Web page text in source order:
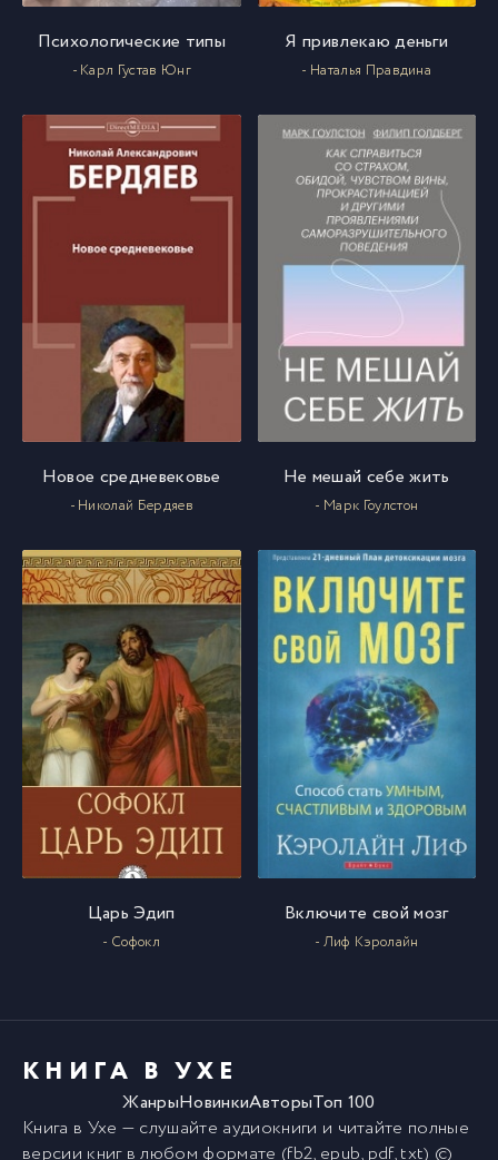
Психологические типы
- Карл Густав Юнг
Я привлекаю деньги
- Наталья Правдина
Новое средневековье
- Николай Бердяев
Не мешай себе жить
- Марк Гоулстон
Царь Эдип
- Софокл
Включите свой мозг
- Лиф Кэролайн
КНИГА В УХЕ
ЖанрыНовинкиАвторыТоп 100
Книга в Ухе — слушайте аудиокниги и читайте полные
версии книгв любом формате (fb2, epub, pdf, txt) ©